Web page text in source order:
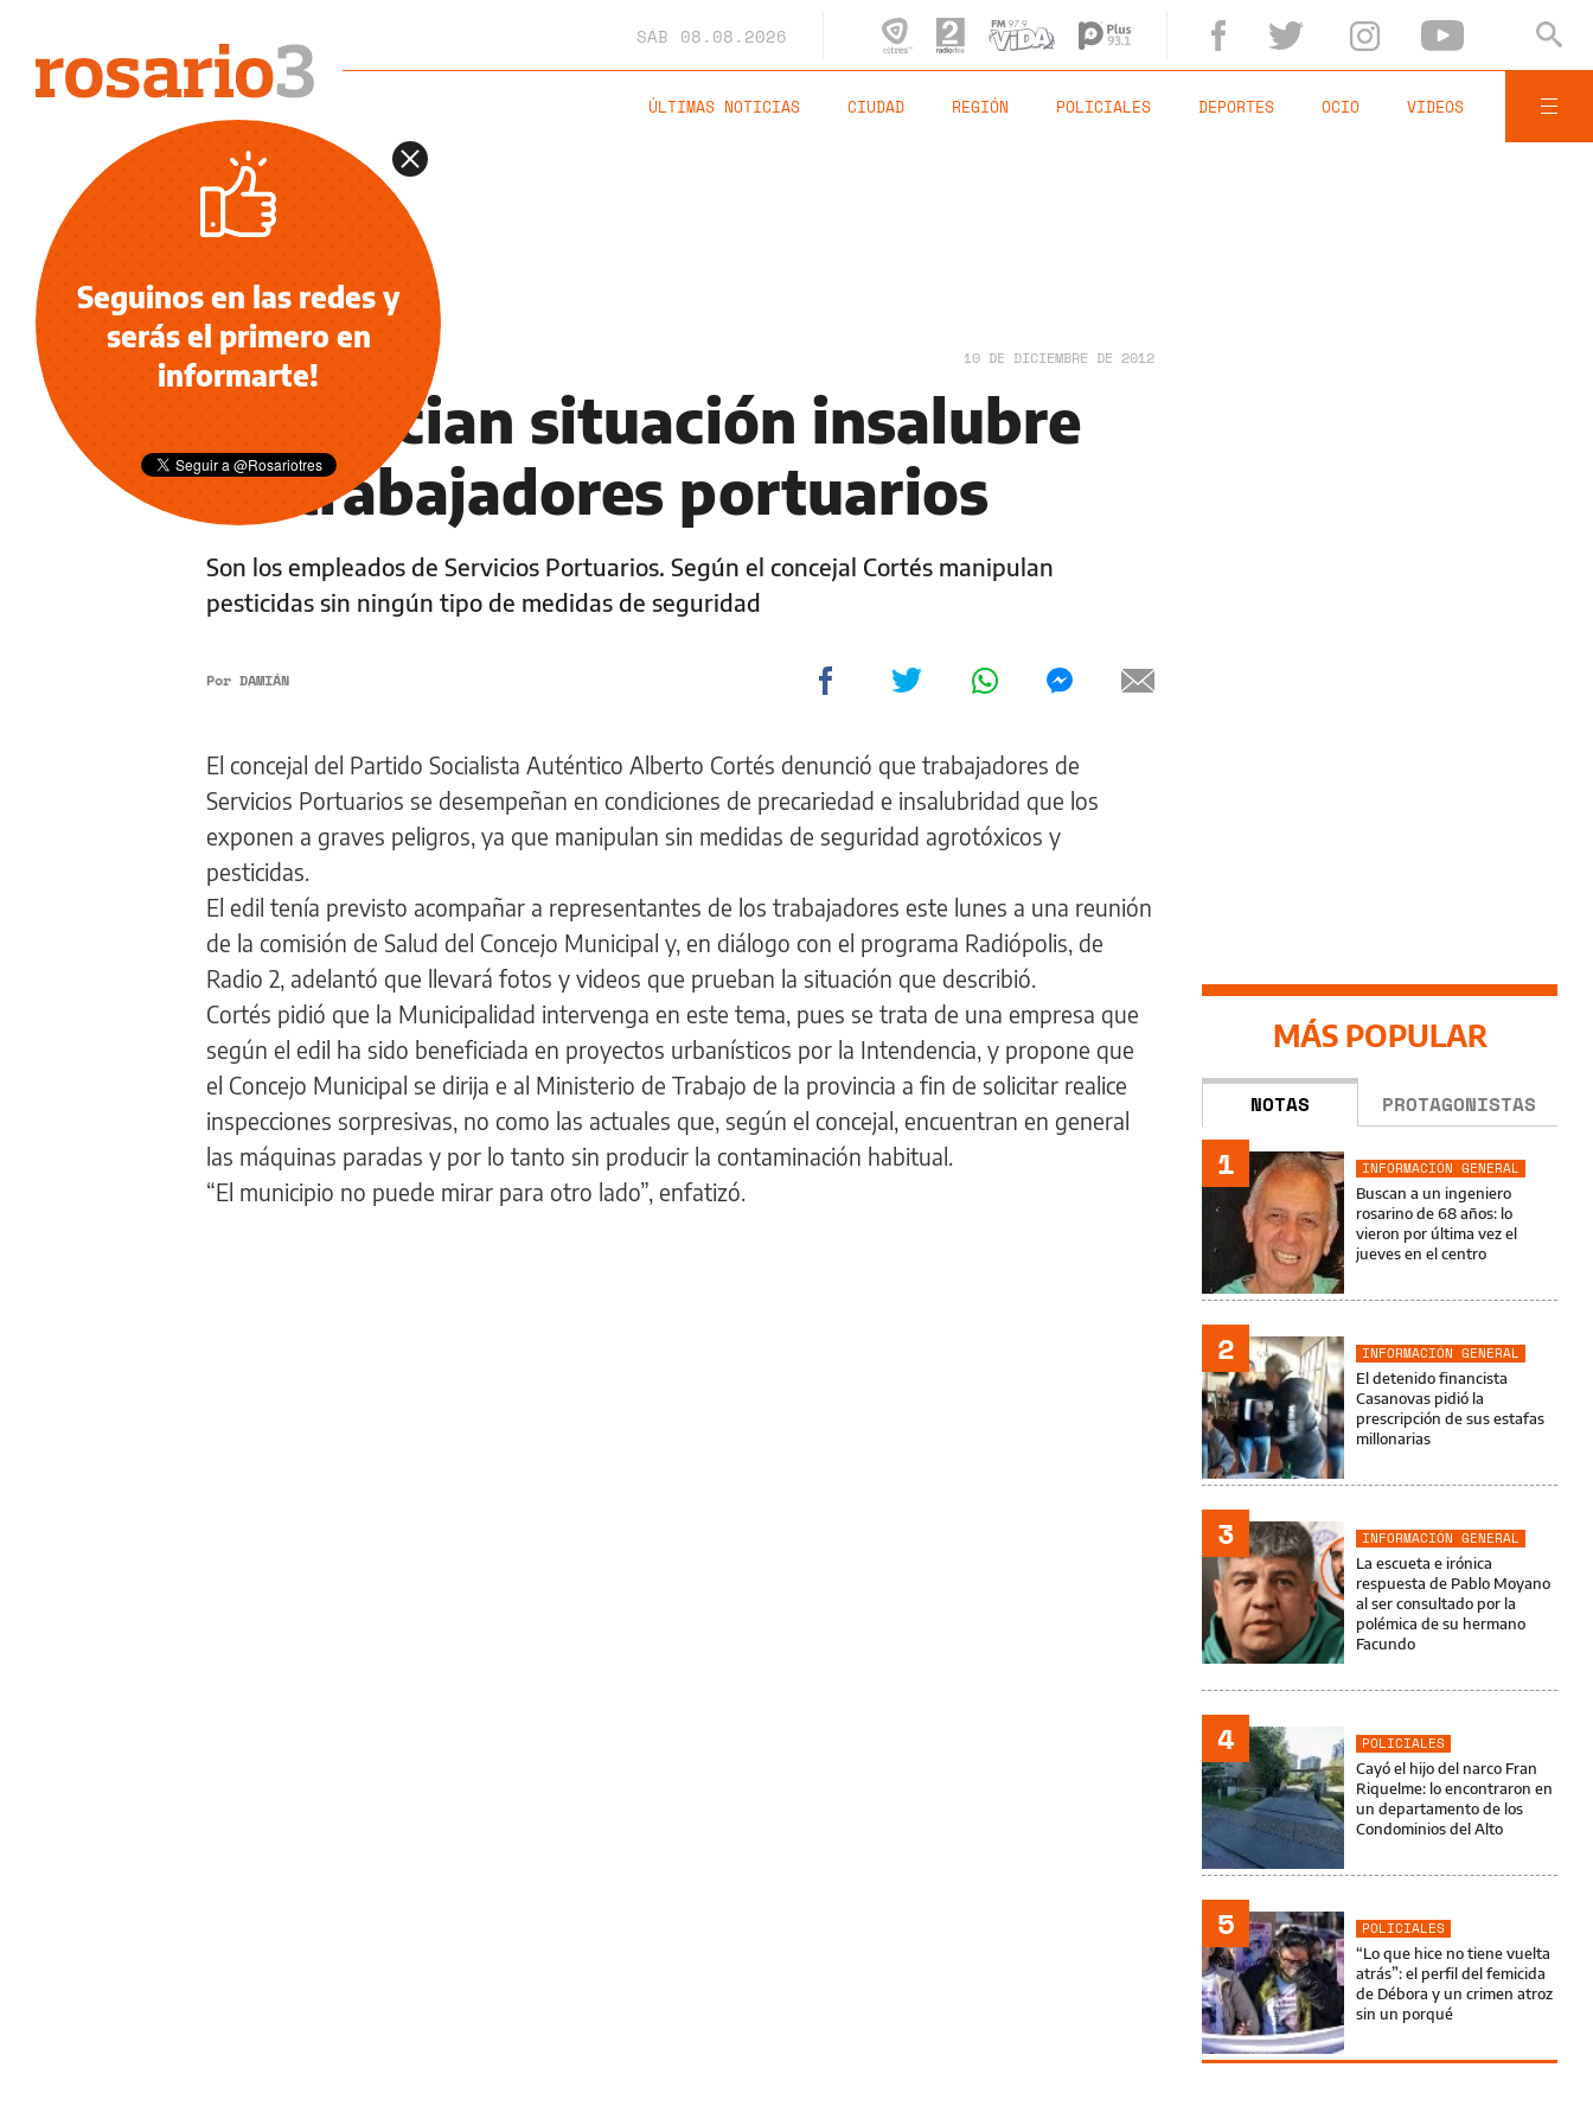
SÁB 08.08.2026
ÚLTIMAS NOTICIAS CIUDAD REGIÓN POLICIALES DEPORTES OCIO VIDEOS
NOTICIAS 10 DE DICIEMBRE DE 2012
Denuncian situación insalubre
de trabajadores portuarios
Son los empleados de Servicios Portuarios. Según el concejal Cortés manipulan
pesticidas sin ningún tipo de medidas de seguridad
Por DAMIÁN
El concejal del Partido Socialista Auténtico Alberto Cortés denunció que trabajadores de
Servicios Portuarios se desempeñan en condiciones de precariedad e insalubridad que los
exponen a graves peligros, ya que manipulan sin medidas de seguridad agrotóxicos y
pesticidas.
El edil tenía previsto acompañar a representantes de los trabajadores este lunes a una reunión
de la comisión de Salud del Concejo Municipal y, en diálogo con el programa Radiópolis, de
Radio 2, adelantó que llevará fotos y videos que prueban la situación que describió.
Cortés pidió que la Municipalidad intervenga en este tema, pues se trata de una empresa que
según el edil ha sido beneficiada en proyectos urbanísticos por la Intendencia, y propone que
el Concejo Municipal se dirija e al Ministerio de Trabajo de la provincia a fin de solicitar realice
inspecciones sorpresivas, no como las actuales que, según el concejal, encuentran en general
las máquinas paradas y por lo tanto sin producir la contaminación habitual.
“El municipio no puede mirar para otro lado”, enfatizó.
MÁS POPULAR
NOTAS PROTAGONISTAS
1
INFORMACIÓN GENERAL
Buscan a un ingeniero
rosarino de 68 años: lo
vieron por última vez el
jueves en el centro
2
INFORMACIÓN GENERAL
El detenido financista
Casanovas pidió la
prescripción de sus estafas
millonarias
3
INFORMACIÓN GENERAL
La escueta e irónica
respuesta de Pablo Moyano
al ser consultado por la
polémica de su hermano
Facundo
4
POLICIALES
Cayó el hijo del narco Fran
Riquelme: lo encontraron en
un departamento de los
Condominios del Alto
5
POLICIALES
“Lo que hice no tiene vuelta
atrás”: el perfil del femicida
de Débora y un crimen atroz
sin un porqué
Seguinos en las redes y
serás el primero en
informarte!